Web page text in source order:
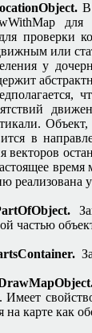
В
для
проверки
или
у
в
векторов
время
реализована
.
частью
Имеет
на карте как